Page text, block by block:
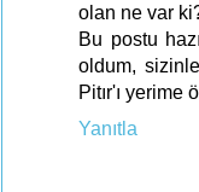
olan ne var
Bu postu
oldum,
Pitır'ı yerime
Yanıtla